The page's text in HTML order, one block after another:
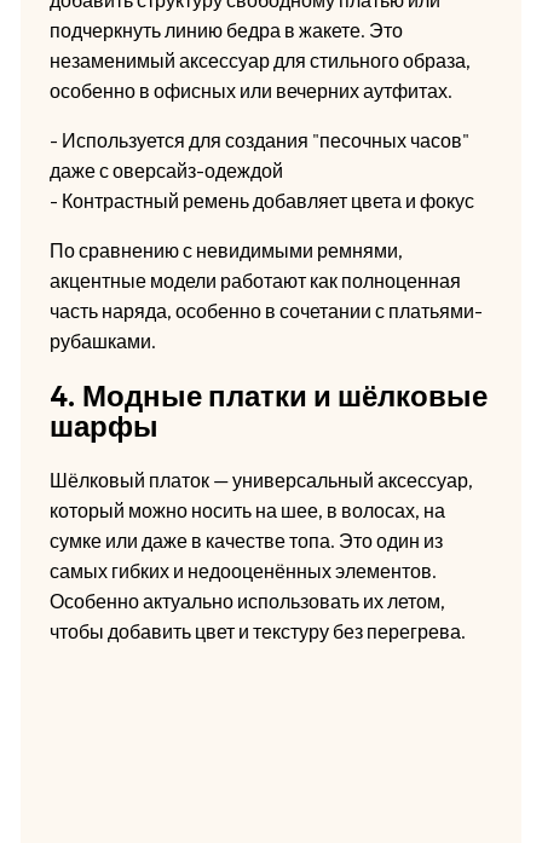
подчеркнуть линию бедра в жакете. Это
незаменимый аксессуар для стильного образа,
особенно в офисных или вечерних аутфитах.
- Используется для создания "песочных часов"
даже с оверсайз-одеждой
- Контрастный ремень добавляет цвета и фокус
По сравнению с невидимыми ремнями,
акцентные модели работают как полноценная
часть наряда, особенно в сочетании с платьями-
рубашками.
4. Модные платки и шёлковые
шарфы
Шёлковый платок — универсальный аксессуар,
который можно носить на шее, в волосах, на
сумке или даже в качестве топа. Это один из
самых гибких и недооценённых элементов.
Особенно актуально использовать их летом,
чтобы добавить цвет и текстуру без перегрева.